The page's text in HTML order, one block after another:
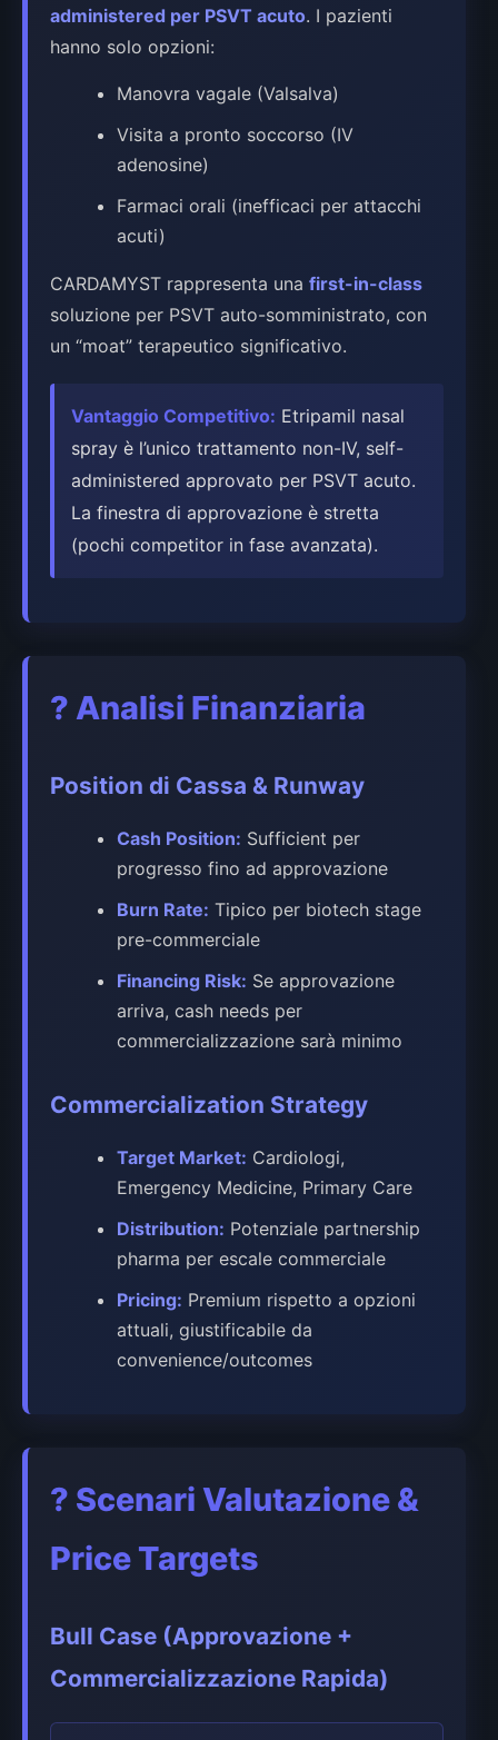
administered per PSVT acuto. I pazienti
hanno solo opzioni:
Manovra vagale (Valsalva)
Visita a pronto soccorso (IV
adenosine)
Farmaci orali (inefficaci per attacchi
acuti)
CARDAMYST rappresenta una first-in-class
soluzione per PSVT auto-somministrato, con
un “moat” terapeutico significativo.
Vantaggio Competitivo: Etripamil nasal
spray è l’unico trattamento non-IV, self-
administered approvato per PSVT acuto.
La finestra di approvazione è stretta
(pochi competitor in fase avanzata).
? Analisi Finanziaria
Position di Cassa & Runway
Cash Position: Sufficient per
progresso fino ad approvazione
Burn Rate: Tipico per biotech stage
pre-commerciale
Financing Risk: Se approvazione
arriva, cash needs per
commercializzazione sarà minimo
Commercialization Strategy
Target Market: Cardiologi,
Emergency Medicine, Primary Care
Distribution: Potenziale partnership
pharma per escale commerciale
Pricing: Premium rispetto a opzioni
attuali, giustificabile da
convenience/outcomes
? Scenari Valutazione &
Price Targets
Bull Case (Approvazione +
Commercializzazione Rapida)